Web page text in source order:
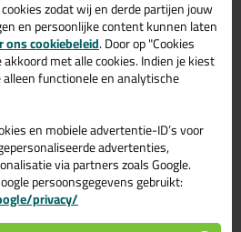
Video Reviews (1)
Levelling Clips L
met sterren,
kract op de spies kan gezet worden
na het tegelen
zodat wij en derde partijen jouw
en persoonlijke content kunnen laten
ons cookiebeleid. Door op "Cookies
met alle cookies. Indien je kiest
functionele en analytische
en mobiele advertentie-ID’s voor
advertenties,
via partners zoals Google.
persoonsgegevens gebruikt:
privacy/